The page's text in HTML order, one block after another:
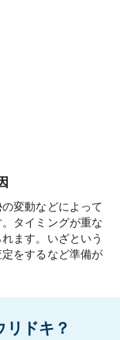
変動などによって
タイミングが重な
ます。いざという
をするなど準備が
リドキ？